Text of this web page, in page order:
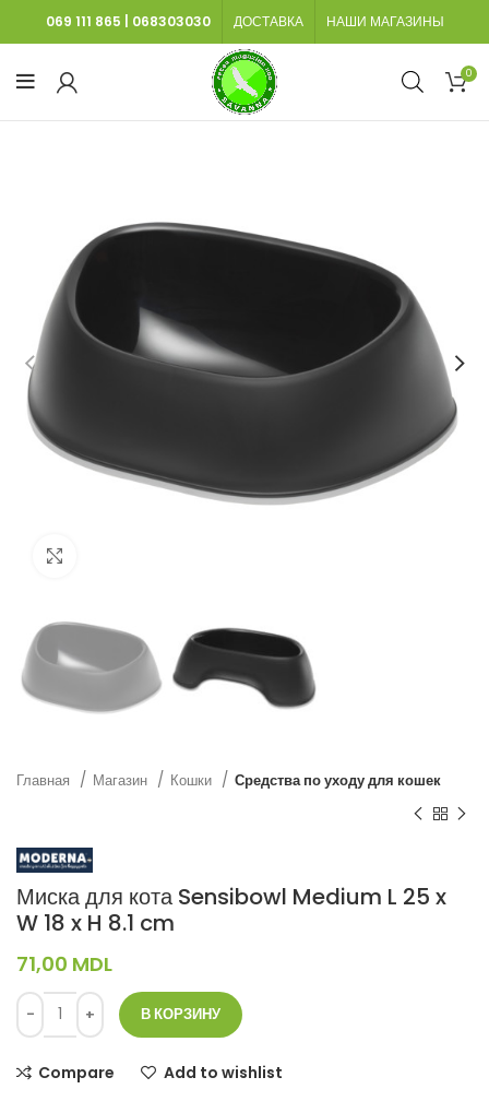
069 111 865 068303030 ДОСТАВКА НАШИ МАГАЗИНЫ
0
Главная Магазин Кошки Средства по уходу для кошек
Миска для кота Sensibowl Medium L 25 x
W 18 x H 8.1 cm
71,00 MDL
В КОРЗИНУ
Compare Add to wishlist